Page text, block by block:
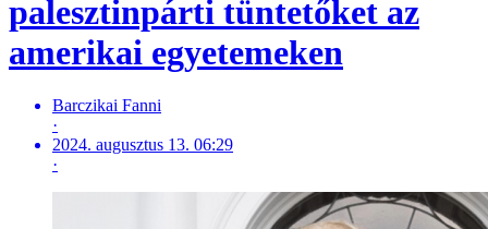
palesztinpárti tüntetőket az
amerikai egyetemeken
Barczikai Fanni
·
2024. augusztus 13. 06:29
·